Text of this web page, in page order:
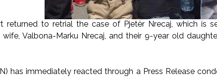
returned to retrial the case of Pjetër Nrecaj, which is
Valbona-Marku Nrecaj, and their 9-year old
has immediately reacted through a Press Release